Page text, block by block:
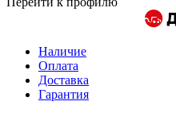
Наличие
Оплата
Доставка
Гарантия